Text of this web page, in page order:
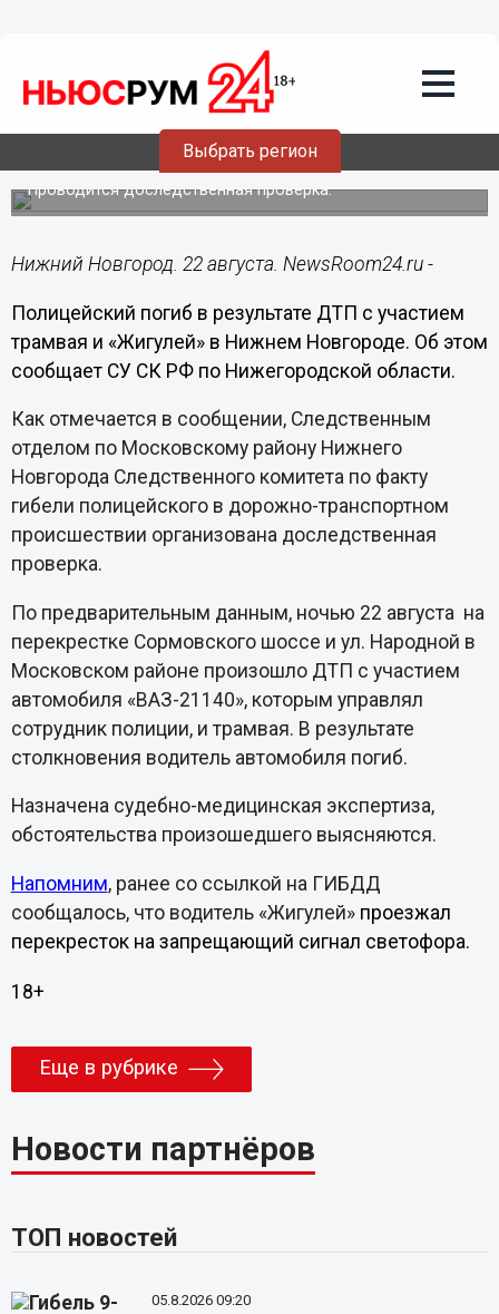
Выбрать регион
Полицейский погиб в результате ДТП с
участием трамвая и «Жигулей» в
Нижнем Новгороде
Проводится доследственная проверка.
Нижний Новгород. 22 августа. NewsRoom24.ru -
Полицейский погиб в результате ДТП с участием
трамвая и «Жигулей» в Нижнем Новгороде. Об этом
сообщает СУ СК РФ по Нижегородской области.
Как отмечается в сообщении, Следственным
отделом по Московскому району Нижнего
Новгорода Следственного комитета по факту
гибели полицейского в дорожно-транспортном
происшествии организована доследственная
проверка.
По предварительным данным, ночью 22 августа на
перекрестке Сормовского шоссе и ул. Народной в
Московском районе произошло ДТП с участием
автомобиля «ВАЗ-21140», которым управлял
сотрудник полиции, и трамвая. В результате
столкновения водитель автомобиля погиб.
Назначена судебно-медицинская экспертиза,
обстоятельства произошедшего выясняются.
Напомним, ранее со ссылкой на ГИБДД
сообщалось, что водитель «Жигулей» проезжал
перекресток на запрещающий сигнал светофора.
18+
Еще в рубрике
Новости партнёров
ТОП новостей
05.8.2026 09:20